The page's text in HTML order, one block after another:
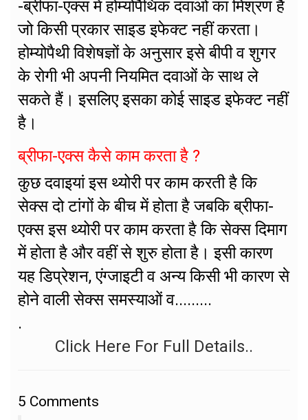
-ब्रीफा-एक्स में होम्योपैथिक दवाओं का मिश्रण है
जो किसी प्रकार साइड इफेक्ट नहीं करता।
होम्योपैथी विशेषज्ञों के अनुसार इसे बीपी व शुगर
के रोगी भी अपनी नियमित दवाओं के साथ ले
सकते हैं। इसलिए इसका कोई साइड इफेक्ट नहीं
है।
ब्रीफा-एक्स कैसे काम करता है ?
कुछ दवाइयां इस थ्योरी पर काम करती है कि
सेक्स दो टांगों के बीच में होता है जबकि ब्रीफा-
एक्स इस थ्योरी पर काम करता है कि सेक्स दिमाग
में होता है और वहीं से शुरु होता है। इसी कारण
यह डिप्रेशन, एंग्जाइटी व अन्य किसी भी कारण से
होने वाली सेक्स समस्याओं व.........
.
Click Here For Full Details..
5 Comments